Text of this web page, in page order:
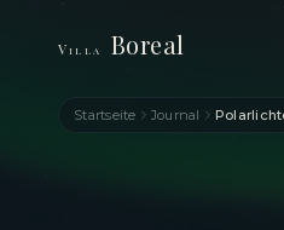
Startseite Journal
Villa Boreal